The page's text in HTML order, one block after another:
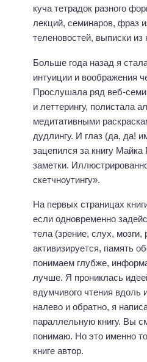
куча тетрадок разного
лекций, семинаров, фраз
теленовостей, выписки из
Больше года назад я
интуиции и воображения
Прослушала ряд веб-
и леттерингу, полистала
медитативными
дудлингу. И глаз (да, да!
зацепился за книгу
заметки.
скетчноутингу».
На первых страницах
если одновременно
тела (зрение, слух,
активизируется, память
понимаем глубже,
лучше. Я прониклась
вдумчивого чтения вдоль
налево и обратно, я
параллельную книгу. Вы
понимаю. Но это именно
книге автор.